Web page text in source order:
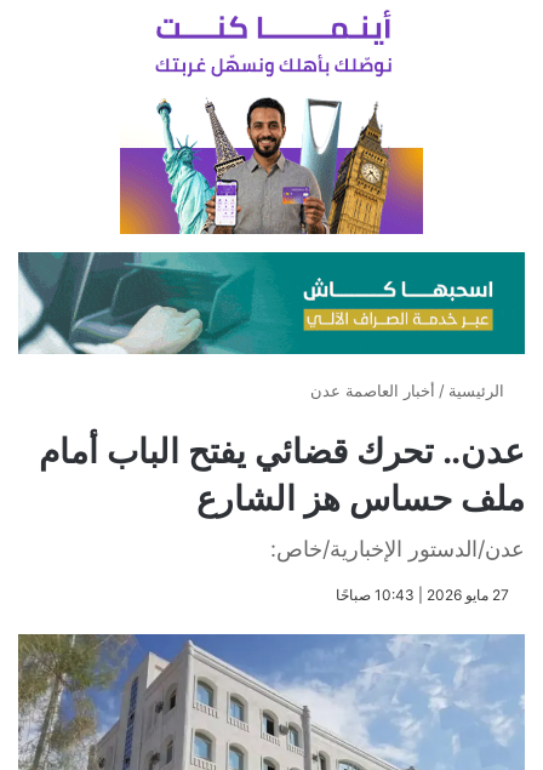
الرئيسية / أخبار العاصمة عدن
عدن.. تحرك قضائي يفتح الباب أمام
ملف حساس هز الشارع
عدن/الدستور الإخبارية/خاص:
​27 مايو 2026 | 10:43 صباحًا